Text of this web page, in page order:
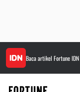
Baca artikel Fortune IDN